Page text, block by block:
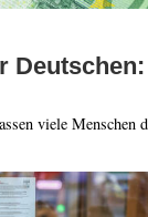
viele Menschen